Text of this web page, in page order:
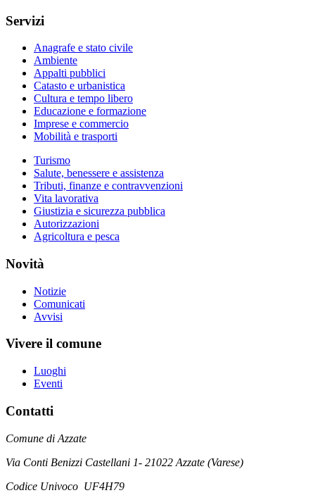
Servizi
Anagrafe e stato civile
Ambiente
Appalti pubblici
Catasto e urbanistica
Cultura e tempo libero
Educazione e formazione
Imprese e commercio
Mobilità e trasporti
Turismo
Salute, benessere e assistenza
Tributi, finanze e contravvenzioni
Vita lavorativa
Giustizia e sicurezza pubblica
Autorizzazioni
Agricoltura e pesca
Novità
Notizie
Comunicati
Avvisi
Vivere il comune
Luoghi
Eventi
Contatti
Comune di Azzate
Via Conti Benizzi Castellani 1- 21022 Azzate (Varese)
Codice Univoco UF4H79